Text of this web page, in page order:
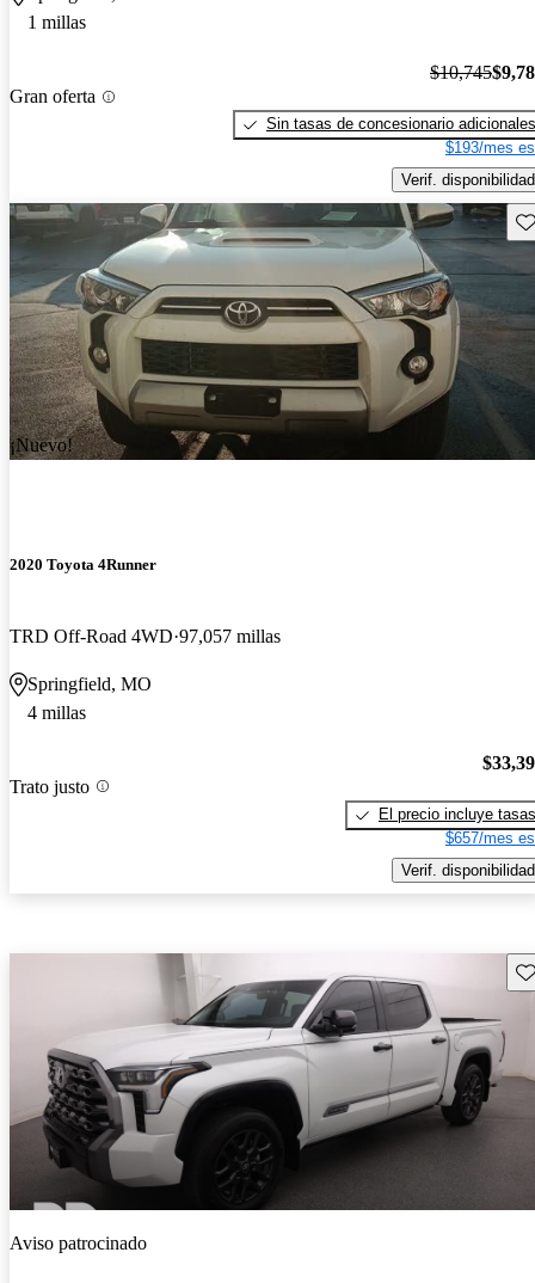
1 millas
Gran oferta
$10,745
Sin tasas de concesionario adicionales
$193/mes
Verif. disponibilidad
¡Nuevo!
2020 Toyota 4Runner
TRD Off-Road 4WD 97,057 millas
Springfield, MO
4 millas
Trato justo
El precio incluye tasas
$657/mes
Verif. disponibilidad
Aviso patrocinado